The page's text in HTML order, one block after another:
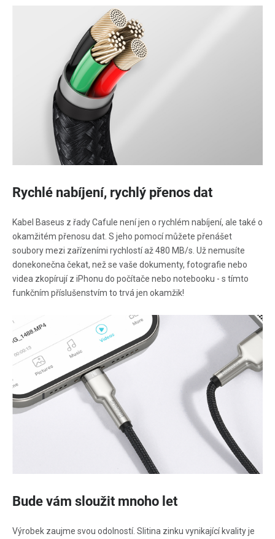
Rychlé nabíjení, rychlý přenos dat
Kabel Baseus z řady Cafule není jen o rychlém nabíjení, ale také o
okamžitém přenosu dat. S jeho pomocí můžete přenášet
soubory mezi zařízeními rychlostí až 480 MB/s. Už nemusíte
donekonečna čekat, než se vaše dokumenty, fotografie nebo
videa zkopírují z iPhonu do počítače nebo notebooku - s tímto
funkčním příslušenstvím to trvá jen okamžik!
Bude vám sloužit mnoho let
Výrobek zaujme svou odolností. Slitina zinku vynikající kvality je